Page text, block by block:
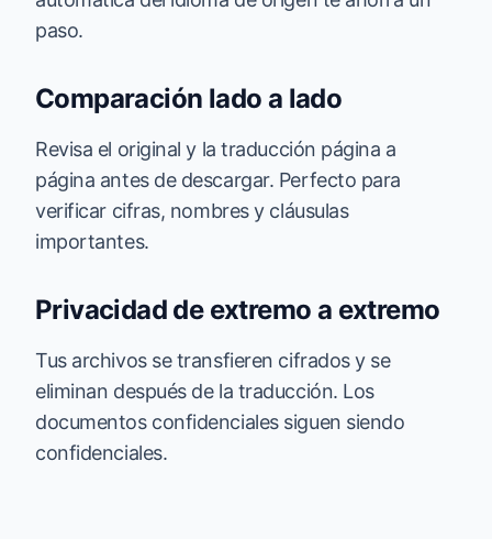
paso.
Comparación lado a lado
Revisa el original y la traducción página a
página antes de descargar. Perfecto para
verificar cifras, nombres y cláusulas
importantes.
Privacidad de extremo a extremo
Tus archivos se transfieren cifrados y se
eliminan después de la traducción. Los
documentos confidenciales siguen siendo
confidenciales.